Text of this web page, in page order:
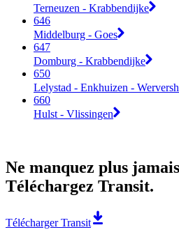
Terneuzen - Krabbendijke
646
Middelburg - Goes
647
Domburg - Krabbendijke
650
Lelystad - Enkhuizen -
660
Hulst - Vlissingen
Ne manquez plus
Téléchargez Transit.
Télécharger Transit